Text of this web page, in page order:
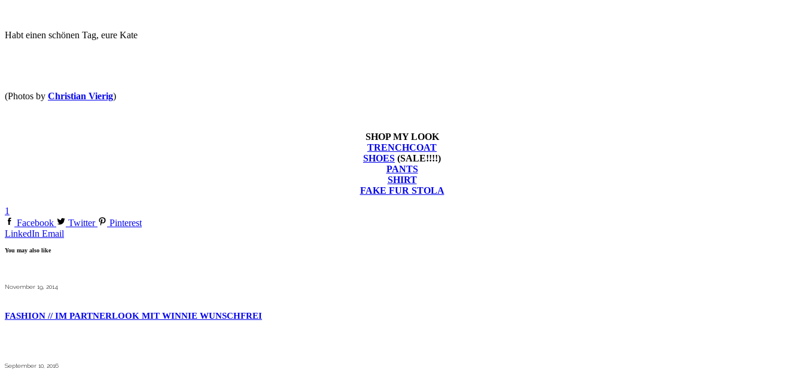
Habt einen schönen Tag, eure Kate
(Photos by Christian Vierig)
SHOP MY LOOK
TRENCHCOAT
SHOES (SALE!!!!)
PANTS
SHIRT
FAKE FUR STOLA
1
Facebook
Twitter
Pinterest
LinkedIn Email
You may also like
November 19, 2014
FASHION // IM PARTNERLOOK MIT WINNIE WUNSCHFREI
September 10, 2016